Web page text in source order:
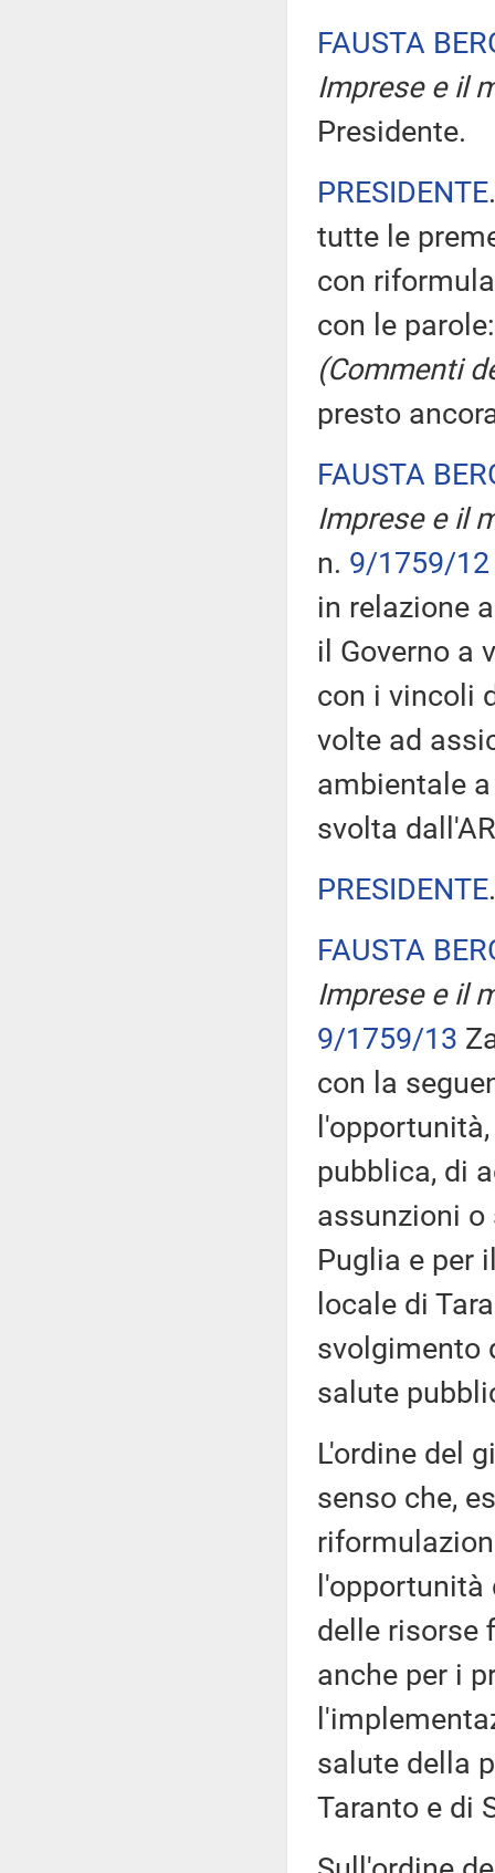
FAUSTA
Imprese e il
Presidente.
PRESIDENTE
tutte le
con
con le
(Commenti
presto
FAUSTA
Imprese e il
n. 9/1759/12
in relazione
il Governo a
con i vincoli
volte ad
ambientale
svolta
PRESIDENTE
FAUSTA
Imprese e il
9/1759/13
con la
pubblica, di
assunzioni o
Puglia e per
locale di
svolgimento
salute
L'ordine del
senso che,
delle risorse
anche per i
salute della
Taranto e di